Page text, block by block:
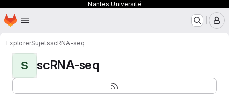
Nantes Université
Passer au contenu principal
Page d'accueil
ExplorerSujetsscRNA-seq
S scRNA-seq